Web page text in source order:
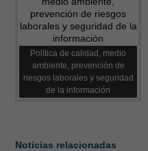
Política de calidad, medio
ambiente, prevención de
riesgos laborales y seguridad
de la información
Noticias relacionadas